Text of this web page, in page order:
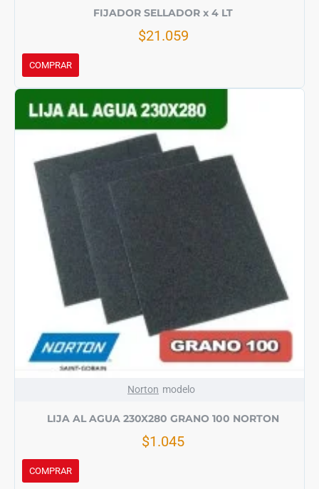
FIJADOR SELLADOR x 4 LT
$21.059
COMPRAR
Norton modelo
LIJA AL AGUA 230X280 GRANO 100 NORTON
$1.045
COMPRAR